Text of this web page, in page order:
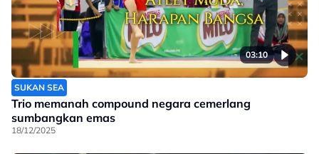
03:10
SUKAN SEA
Trio memanah compound negara cemerlang
sumbangkan emas
18/12/2025